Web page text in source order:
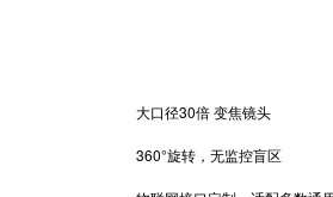
大口径30倍 变焦镜头
360°旋转，无监控盲区